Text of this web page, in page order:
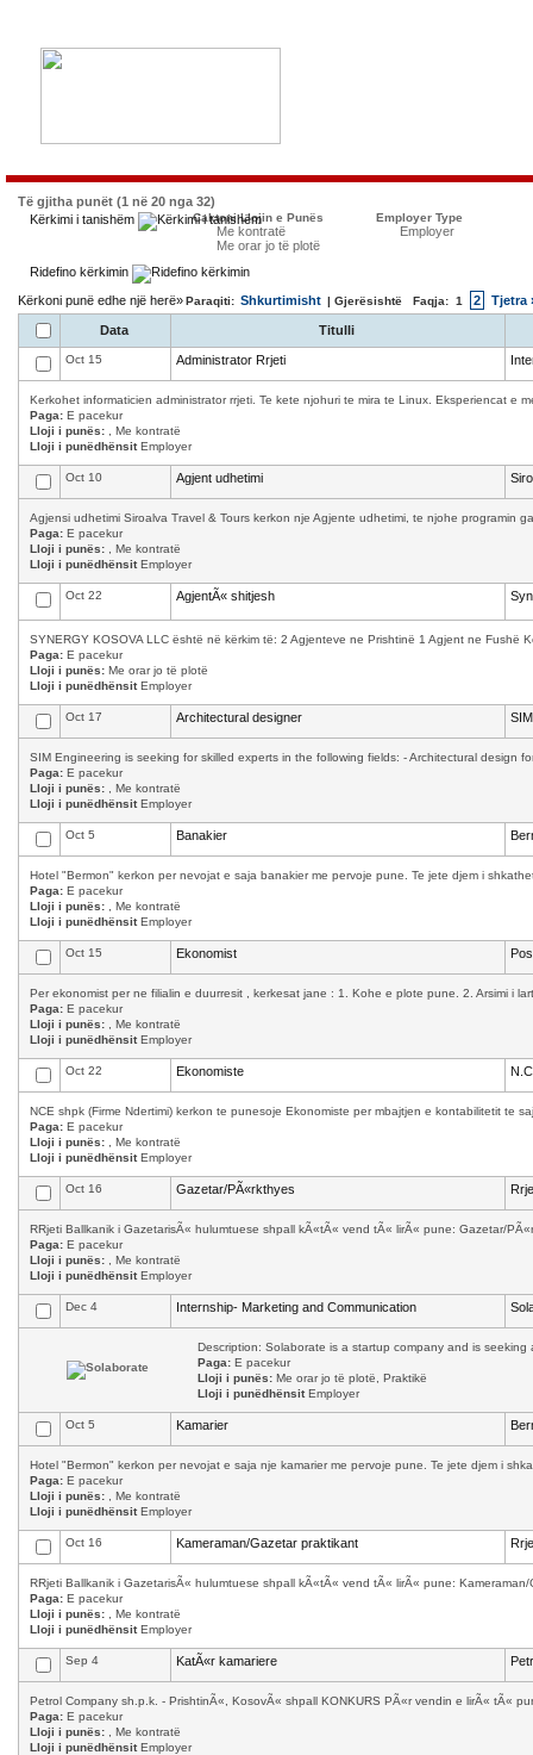
Të gjitha punët (1 në 20 nga 32)
Kërkimi i tanishëm
Caktoni Llojin e Punës
Me kontratë
Me orar jo të plotë
Employer Type
Employer
Ridefino kërkimin
Kërkoni punë edhe një herë»Paraqiti: Shkurtimisht | Gjerësishtë Faqja: 1 2 Tjetra
Data Titulli
Oct 15 Administrator Rrjeti
Kerkohet informaticien administrator rrjeti. Te kete njohuri te mira te Linux. Eksperiencat e
Paga: E pacekur
Lloji i punës: , Me kontratë
Lloji i punëdhënsitEmployer
Oct 10 Agjent udhetimi
Agjensi udhetimi Siroalva Travel & Tours kerkon nje Agjente udhetimi, te njohe programin
Paga: E pacekur
Lloji i punës: , Me kontratë
Lloji i punëdhënsitEmployer
Oct 22 AgjentÃ« shitjesh
SYNERGY KOSOVA LLC është në kërkim të: 2 Agjenteve ne Prishtinë 1 Agjent ne Fushë
Paga: E pacekur
Lloji i punës: Me orar jo të plotë
Lloji i punëdhënsitEmployer
Oct 17 Architectural designer
SIM Engineering is seeking for skilled experts in the following fields: - Architectural design
Paga: E pacekur
Lloji i punës: , Me kontratë
Lloji i punëdhënsitEmployer
Oct 5 Banakier
Hotel "Bermon" kerkon per nevojat e saja banakier me pervoje pune. Te jete djem i
Paga: E pacekur
Lloji i punës: , Me kontratë
Lloji i punëdhënsitEmployer
Oct 15 Ekonomist
Per ekonomist per ne filialin e duurresit , kerkesat jane : 1. Kohe e plote pune. 2. Arsimi i
Paga: E pacekur
Lloji i punës: , Me kontratë
Lloji i punëdhënsitEmployer
Oct 22 Ekonomiste
NCE shpk (Firme Ndertimi) kerkon te punesoje Ekonomiste per mbajtjen e kontabilitetit te
Paga: E pacekur
Lloji i punës: , Me kontratë
Lloji i punëdhënsitEmployer
Oct 16 Gazetar/PÃ«rkthyes
RRjeti Ballkanik i GazetarisÃ« hulumtuese shpall kÃ«tÃ« vend tÃ« lirÃ« pune: Gazetar/
Paga: E pacekur
Lloji i punës: , Me kontratë
Lloji i punëdhënsitEmployer
Dec 4 Internship- Marketing and Communication
Description: Solaborate is a startup company and is
Paga: E pacekur
Lloji i punës: Me orar jo të plotë, Praktikë
Lloji i punëdhënsitEmployer
Oct 5 Kamarier
Hotel "Bermon" kerkon per nevojat e saja nje kamarier me pervoje pune. Te jete djem i
Paga: E pacekur
Lloji i punës: , Me kontratë
Lloji i punëdhënsitEmployer
Oct 16 Kameraman/Gazetar praktikant
RRjeti Ballkanik i GazetarisÃ« hulumtuese shpall kÃ«tÃ« vend tÃ« lirÃ« pune:
Paga: E pacekur
Lloji i punës: , Me kontratë
Lloji i punëdhënsitEmployer
Sep 4 KatÃ«r kamariere
Petrol Company sh.p.k. - PrishtinÃ«, KosovÃ« shpall KONKURS PÃ«r vendin e lirÃ« tÃ«
Paga: E pacekur
Lloji i punës: , Me kontratë
Lloji i punëdhënsitEmployer